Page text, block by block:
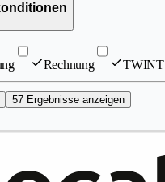
Rechnung TWINT
57 Ergebnisse anzeigen